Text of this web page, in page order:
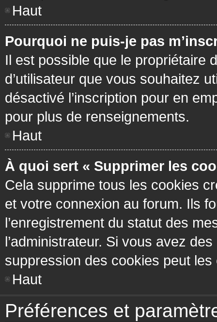
Haut
Pourquoi ne puis-je pas
Il est possible que le propriétaire
d’utilisateur que vous souhaitez
désactivé l’inscription pour en
pour plus de renseignements.
Haut
À quoi sert « Supprimer les
Cela supprime tous les cookies
et votre connexion au forum. Ils
l’enregistrement du statut des
l’administrateur. Si vous avez
suppression des cookies peut les
Haut
Préférences et